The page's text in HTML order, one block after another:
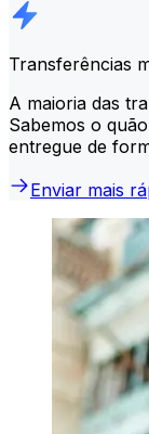
Transferências
A maioria das
Sabemos o
entregue de
Enviar mais